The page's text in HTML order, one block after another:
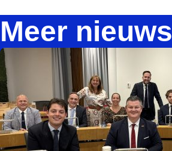
Meer nieuws